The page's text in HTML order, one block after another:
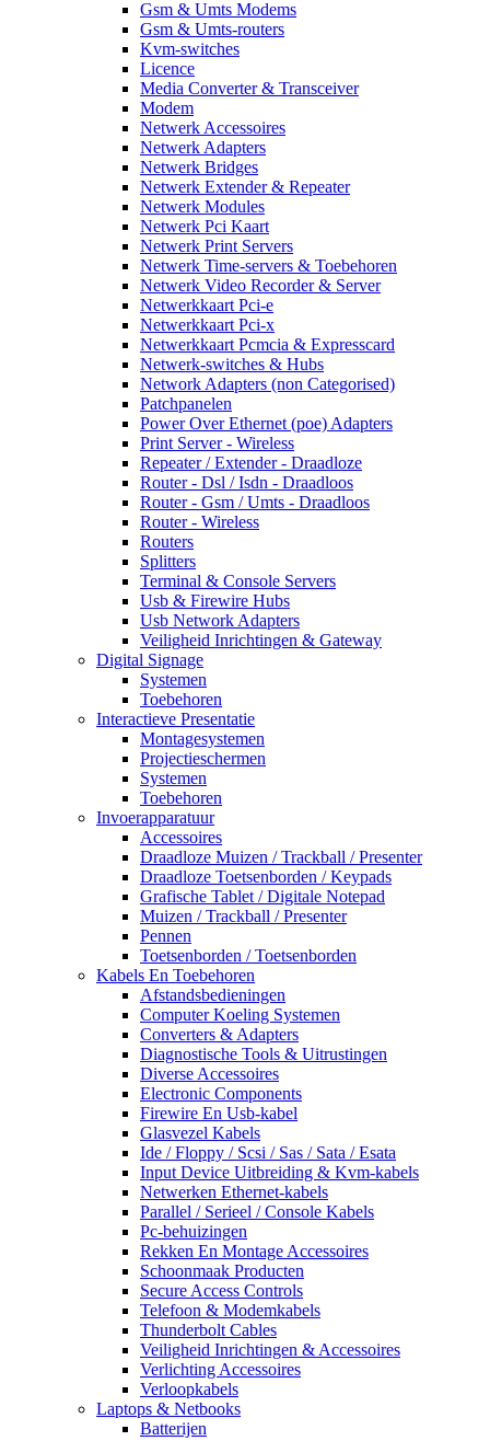
Gsm & Umts Modems
Gsm & Umts-routers
Kvm-switches
Licence
Media Converter & Transceiver
Modem
Netwerk Accessoires
Netwerk Adapters
Netwerk Bridges
Netwerk Extender & Repeater
Netwerk Modules
Netwerk Pci Kaart
Netwerk Print Servers
Netwerk Time-servers & Toebehoren
Netwerk Video Recorder & Server
Netwerkkaart Pci-e
Netwerkkaart Pci-x
Netwerkkaart Pcmcia & Expresscard
Netwerk-switches & Hubs
Network Adapters (non Categorised)
Patchpanelen
Power Over Ethernet (poe) Adapters
Print Server - Wireless
Repeater / Extender - Draadloze
Router - Dsl / Isdn - Draadloos
Router - Gsm / Umts - Draadloos
Router - Wireless
Routers
Splitters
Terminal & Console Servers
Usb & Firewire Hubs
Usb Network Adapters
Veiligheid Inrichtingen & Gateway
Digital Signage
Systemen
Toebehoren
Interactieve Presentatie
Montagesystemen
Projectieschermen
Systemen
Toebehoren
Invoerapparatuur
Accessoires
Draadloze Muizen / Trackball / Presenter
Draadloze Toetsenborden / Keypads
Grafische Tablet / Digitale Notepad
Muizen / Trackball / Presenter
Pennen
Toetsenborden / Toetsenborden
Kabels En Toebehoren
Afstandsbedieningen
Computer Koeling Systemen
Converters & Adapters
Diagnostische Tools & Uitrustingen
Diverse Accessoires
Electronic Components
Firewire En Usb-kabel
Glasvezel Kabels
Ide / Floppy / Scsi / Sas / Sata / Esata
Input Device Uitbreiding & Kvm-kabels
Netwerken Ethernet-kabels
Parallel / Serieel / Console Kabels
Pc-behuizingen
Rekken En Montage Accessoires
Schoonmaak Producten
Secure Access Controls
Telefoon & Modemkabels
Thunderbolt Cables
Veiligheid Inrichtingen & Accessoires
Verlichting Accessoires
Verloopkabels
Laptops & Netbooks
Batterijen